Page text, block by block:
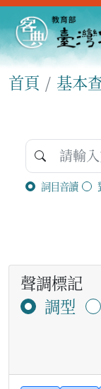
首頁 基本
詞目音讀
聲調標記
調型